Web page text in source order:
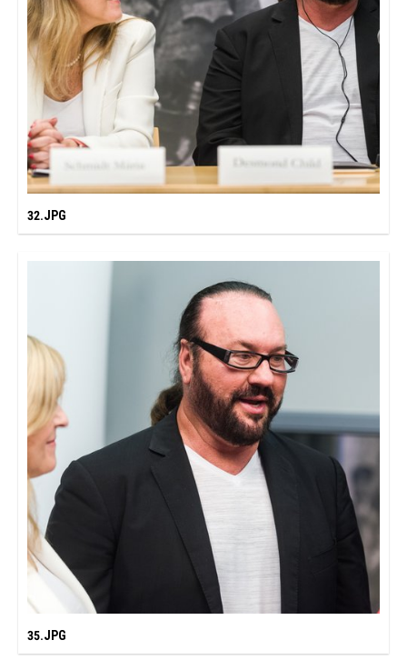
32.JPG
35.JPG